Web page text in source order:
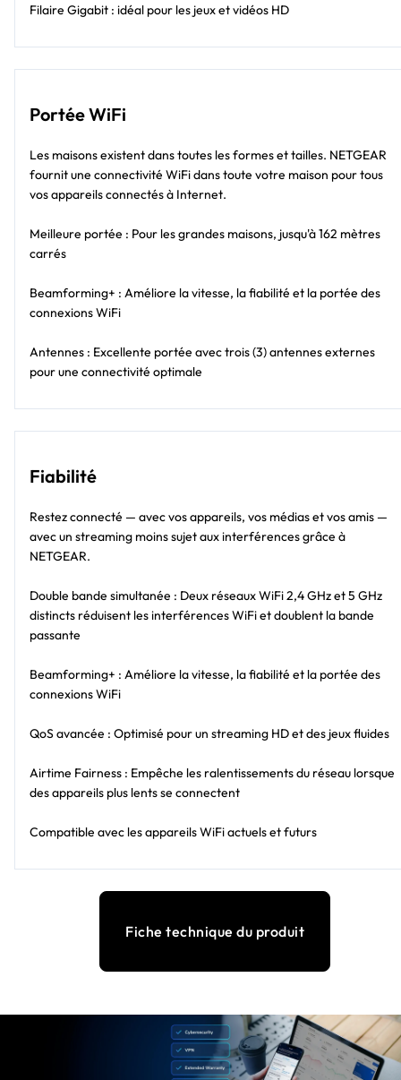
Filaire Gigabit : idéal pour les jeux et vidéos HD
Portée WiFi
Les maisons existent dans toutes les formes et tailles. NETGEAR
fournit une connectivité WiFi dans toute votre maison pour tous
vos appareils connectés à Internet.
Meilleure portée : Pour les grandes maisons, jusqu'à 162 mètres
carrés
Beamforming+ : Améliore la vitesse, la fiabilité et la portée des
connexions WiFi
Antennes : Excellente portée avec trois (3) antennes externes
pour une connectivité optimale
Fiabilité
Restez connecté — avec vos appareils, vos médias et vos amis —
avec un streaming moins sujet aux interférences grâce à
NETGEAR.
Double bande simultanée : Deux réseaux WiFi 2,4 GHz et 5 GHz
distincts réduisent les interférences WiFi et doublent la bande
passante
Beamforming+ : Améliore la vitesse, la fiabilité et la portée des
connexions WiFi
QoS avancée : Optimisé pour un streaming HD et des jeux fluides
Airtime Fairness : Empêche les ralentissements du réseau lorsque
des appareils plus lents se connectent
Compatible avec les appareils WiFi actuels et futurs
Fiche technique du produit